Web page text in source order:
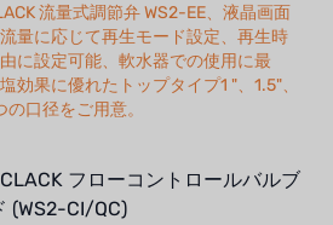
流量式調節弁 WS2-EE、液晶画面
量に応じて再生モード設定、再生時
に設定可能、軟水器での使用に最
効果に優れたトップタイプ1 "、1.5"、
の口径をご用意。
フローコントロールバルブ
(WS2-CI/QC)